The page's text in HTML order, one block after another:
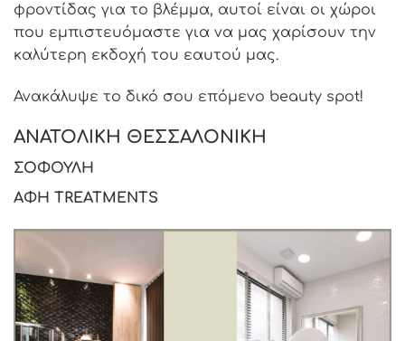
φροντίδας για το βλέμμα, αυτοί είναι οι χώροι
που εμπιστευόμαστε για να μας χαρίσουν την
καλύτερη εκδοχή του εαυτού μας.
Ανακάλυψε το δικό σου επόμενο beauty spot!
ΑΝΑΤΟΛΙΚΗ ΘΕΣΣΑΛΟΝΙΚΗ
ΣΟΦΟΥΛΗ
ΑΦΗ TREATMENTS